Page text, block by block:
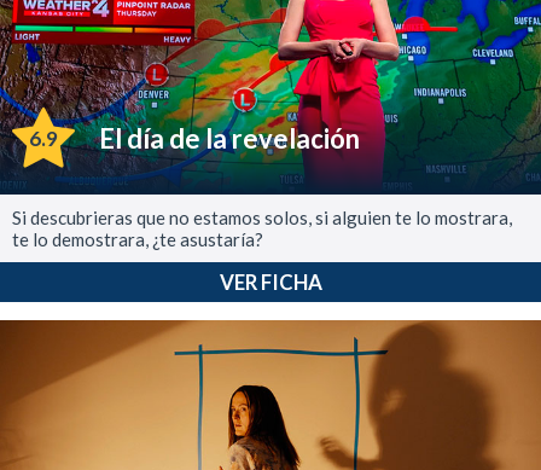
6.9 El día de la revelación
Si descubrieras que no estamos solos, si alguien te lo mostrara,
te lo demostrara, ¿te asustaría?
VER FICHA